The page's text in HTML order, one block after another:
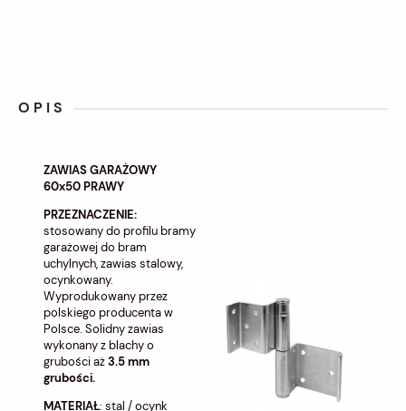
OPIS
ZAWIAS GARAŻOWY
60x50 PRAWY
PRZEZNACZENIE:
stosowany do profilu bramy
garażowej do bram
uchylnych, zawias stalowy,
ocynkowany.
Wyprodukowany przez
polskiego producenta w
Polsce. Solidny zawias
wykonany z blachy o
grubości aż3.5 mm
grubości.
MATERIAŁ: stal / ocynk